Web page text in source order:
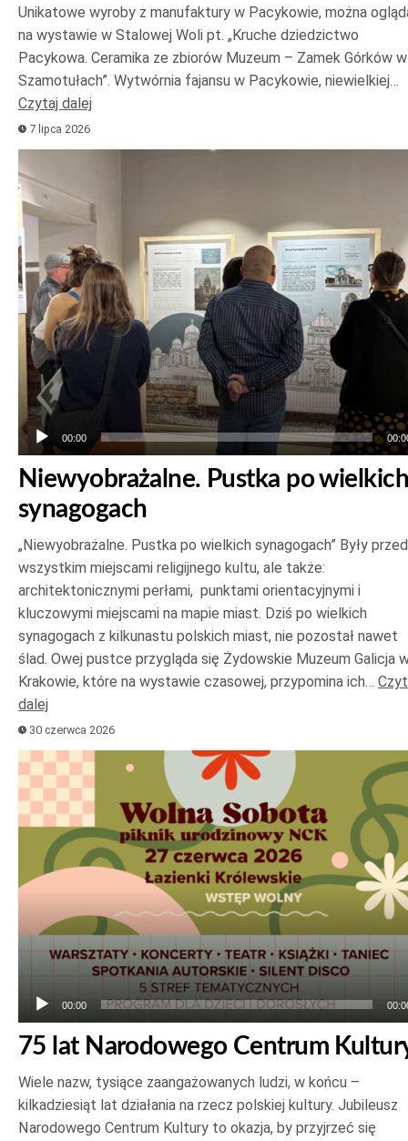
Unikatowe wyroby z manufaktury w Pacykowie, można
na wystawie w Stalowej Woli pt. „Kruche dziedzictwo
Pacykowa. Ceramika ze zbiorów Muzeum – Zamek Górków w
Szamotułach”. Wytwórnia fajansu w Pacykowie, niewielkiej…
Czytaj dalej
7 lipca 2026
Odtwarzacz
plików
dźwiękowych
00:00
Niewyobrażalne. Pustka po wielkich
synagogach
„Niewyobrażalne. Pustka po wielkich synagogach” Były
wszystkim miejscami religijnego kultu, ale także:
architektonicznymi perłami, punktami orientacyjnymi i
kluczowymi miejscami na mapie miast. Dziś po wielkich
synagogach z kilkunastu polskich miast, nie pozostał nawet
ślad. Owej pustce przygląda się Żydowskie Muzeum Galicja
Krakowie, które na wystawie czasowej, przypomina ich…
dalej
30 czerwca 2026
Odtwarzacz
plików
dźwiękowych
00:00
75 lat Narodowego Centrum
Wiele nazw, tysiące zaangażowanych ludzi, w końcu –
kilkadziesiąt lat działania na rzecz polskiej kultury. Jubileusz
Narodowego Centrum Kultury to okazja, by przyjrzeć się